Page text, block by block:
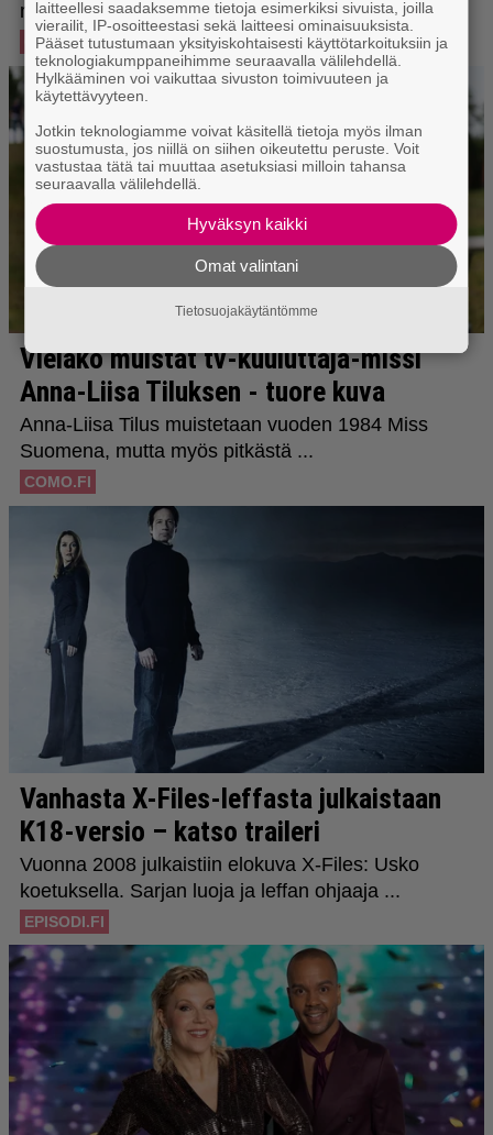
laitteellesi saadaksemme tietoja esimerkiksi sivuista, joilla
vierailit, IP-osoitteestasi sekä laitteesi ominaisuuksista.
Pääset tutustumaan yksityiskohtaisesti käyttötarkoituksiin ja
teknologiakumppaneihimme seuraavalla välilehdellä.
Hylkääminen voi vaikuttaa sivuston toimivuuteen ja
käytettävyyteen.
Jotkin teknologiamme voivat käsitellä tietoja myös ilman
suostumusta, jos niillä on siihen oikeutettu peruste. Voit
vastustaa tätä tai muuttaa asetuksiasi milloin tahansa
seuraavalla välilehdellä.
Hyväksyn kaikki
Omat valintani
Tietosuojakäytäntömme